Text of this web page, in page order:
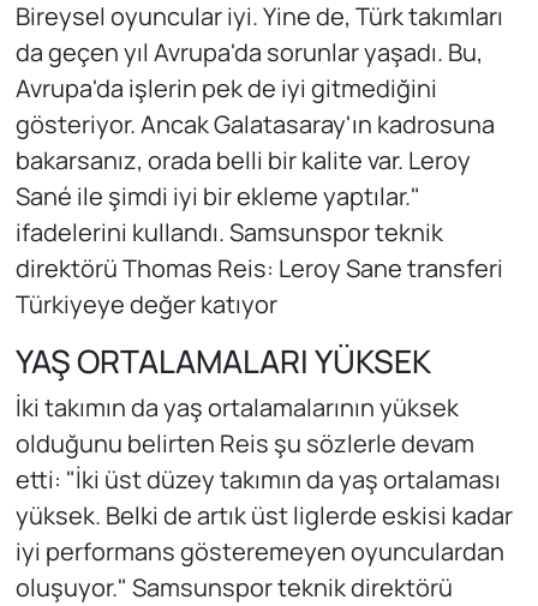
Bireysel oyuncular iyi. Yine de, Türk takımları
da geçen yıl Avrupa'da sorunlar yaşadı. Bu,
Avrupa'da işlerin pek de iyi gitmediğini
gösteriyor. Ancak Galatasaray'ın kadrosuna
bakarsanız, orada belli bir kalite var. Leroy
Sané ile şimdi iyi bir ekleme yaptılar."
ifadelerini kullandı. Samsunspor teknik
direktörü Thomas Reis: Leroy Sane transferi
Türkiyeye değer katıyor
YAŞ ORTALAMALARI YÜKSEK
İki takımın da yaş ortalamalarının yüksek
olduğunu belirten Reis şu sözlerle devam
etti: "İki üst düzey takımın da yaş ortalaması
yüksek. Belki de artık üst liglerde eskisi kadar
iyi performans gösteremeyen oyunculardan
oluşuyor." Samsunspor teknik direktörü